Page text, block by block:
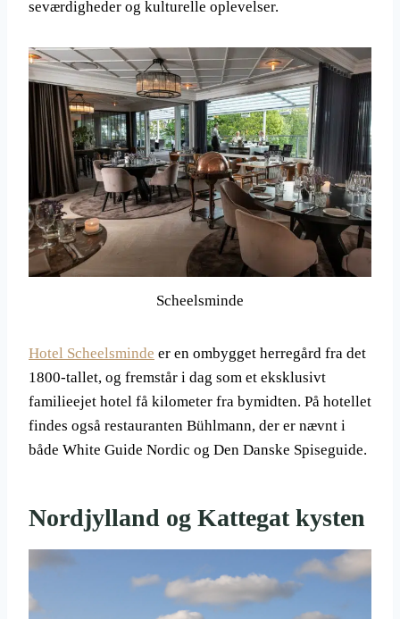
seværdigheder og kulturelle oplevelser.
Scheelsminde
Hotel Scheelsminde er en ombygget herregård fra det
1800-tallet, og fremstår i dag som et eksklusivt
familieejet hotel få kilometer fra bymidten. På hotellet
findes også restauranten Bühlmann, der er nævnt i
både White Guide Nordic og Den Danske Spiseguide.
Nordjylland og Kattegat kysten